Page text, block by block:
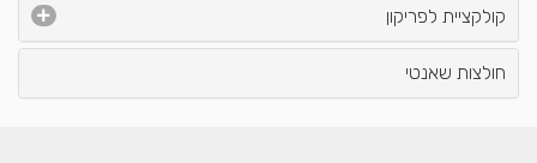
קולקציית לפריקון
חולצות שאנטי